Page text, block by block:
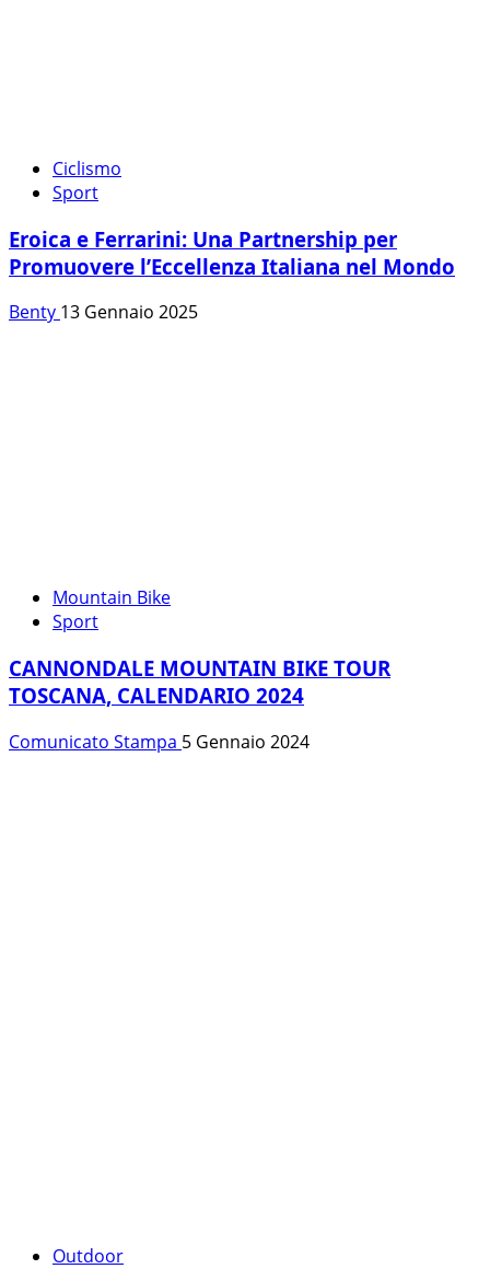
Ciclismo
Sport
Eroica e Ferrarini: Una Partnership per
Promuovere l’Eccellenza Italiana nel Mondo
Benty 13 Gennaio 2025
Mountain Bike
Sport
CANNONDALE MOUNTAIN BIKE TOUR
TOSCANA, CALENDARIO 2024
Comunicato Stampa 5 Gennaio 2024
Outdoor